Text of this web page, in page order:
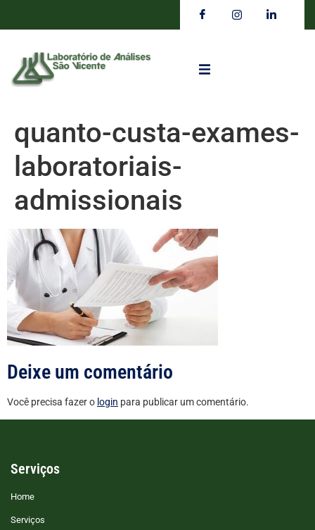
quanto-custa-exames-
laboratoriais-
admissionais
Deixe um comentário
Você precisa fazer o login para publicar um comentário.
Serviços
Home
Serviços